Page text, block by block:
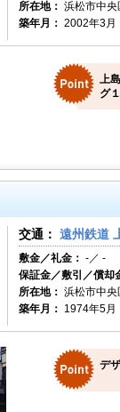
所在地： 浜松市中央
築年月： 2002年3月
上
グ
交通： 遠州鉄道
敷金／礼金： -／ -
保証金／敷引／償却
所在地： 浜松市中央
築年月： 1974年5月
デ